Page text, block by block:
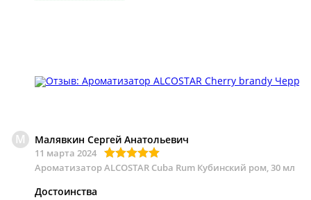
М Малявкин Сергей Анатольевич
11 марта 2024
Ароматизатор ALCOSTAR Cuba Rum Кубинский ром, 30 мл
Достоинства